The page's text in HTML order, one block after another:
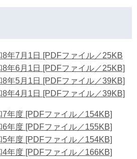
年7月1日 [PDFファイル／25KB
年6月1日 [PDFファイル／25KB]
年5月1日 [PDFファイル／39KB]
年4月1日 [PDFファイル／39KB]
年度 [PDFファイル／154KB]
年度 [PDFファイル／155KB]
年度 [PDFファイル／154KB]
年度 [PDFファイル／166KB]